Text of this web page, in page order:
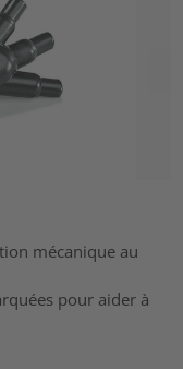
mécanique au
pour aider à